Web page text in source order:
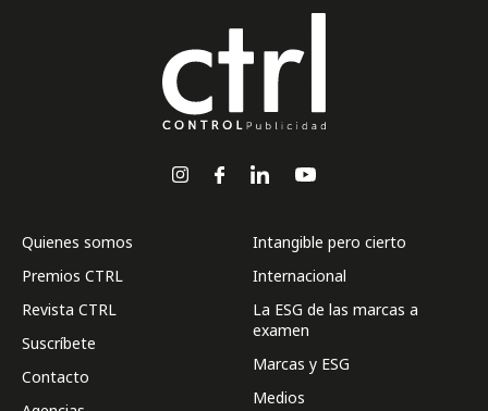
Quienes somos
Premios CTRL
Revista CTRL
Suscríbete
Contacto
Intangible pero cierto
Internacional
La ESG de las marcas a
examen
Marcas y ESG
Medios